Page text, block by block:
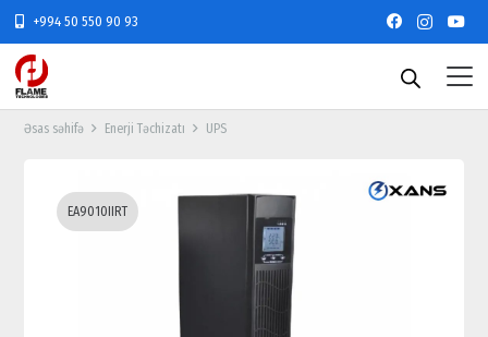
+994 50 550 90 93
Əsas səhifə Enerji Təchizatı UPS
EA9010IIRT